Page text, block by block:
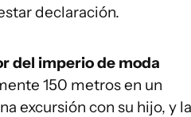
declaración.
del imperio de moda
150 metros en un
excursión con su hijo, y